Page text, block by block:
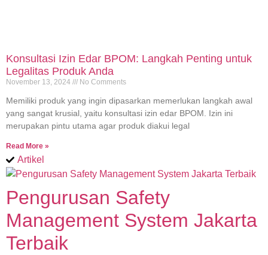
Konsultasi Izin Edar BPOM: Langkah Penting untuk
Legalitas Produk Anda
November 13, 2024 No Comments
Memiliki produk yang ingin dipasarkan memerlukan langkah awal
yang sangat krusial, yaitu konsultasi izin edar BPOM. Izin ini
merupakan pintu utama agar produk diakui legal
Read More »
Artikel
Pengurusan Safety
Management System Jakarta
Terbaik